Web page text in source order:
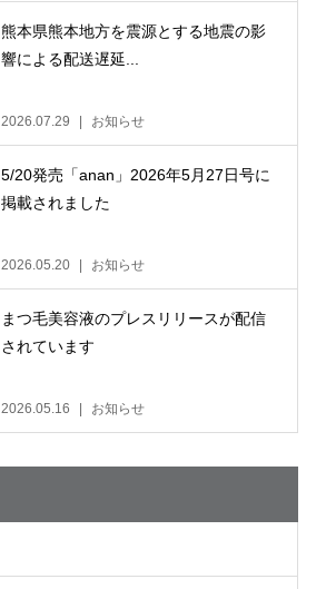
熊本県熊本地方を震源とする地震の影
響による配送遅延...
2026.07.29 お知らせ
5/20発売「anan」2026年5月27日号に
掲載されました
2026.05.20 お知らせ
まつ毛美容液のプレスリリースが配信
されています
2026.05.16 お知らせ